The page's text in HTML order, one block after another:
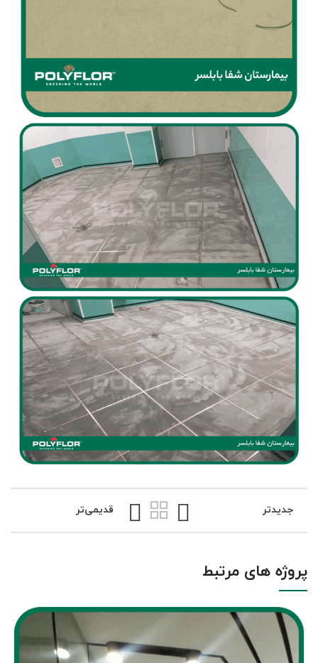
جدیدتر قدیمی‌تر
پروژه های مرتبط